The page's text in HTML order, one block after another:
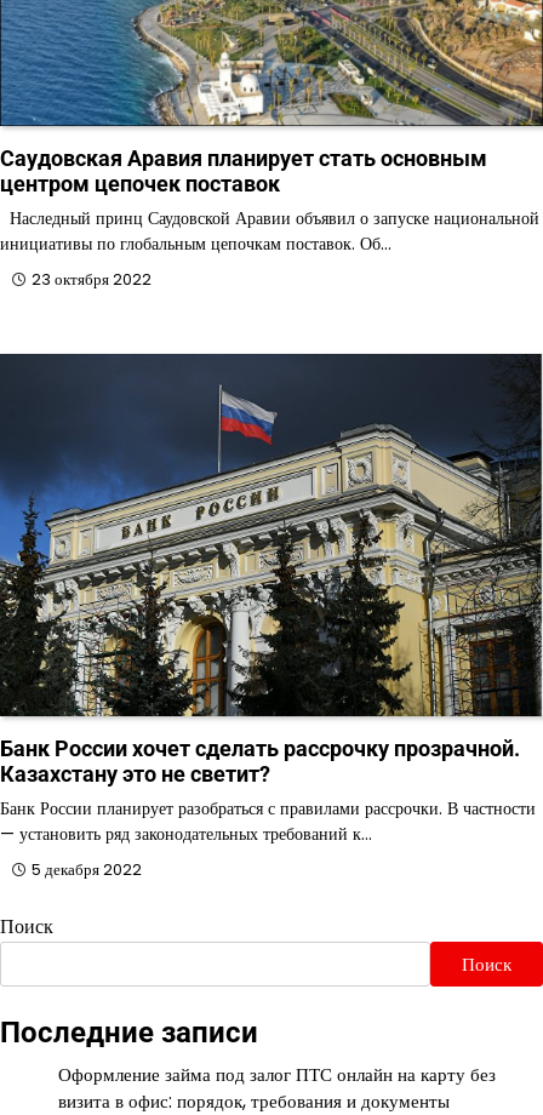
Саудовская Аравия планирует стать основным
центром цепочек поставок
Наследный принц Саудовской Аравии объявил о запуске национальной
инициативы по глобальным цепочкам поставок. Об…
23 октября 2022
Банк России хочет сделать рассрочку прозрачной.
Казахстану это не светит?
Банк России планирует разобраться с правилами рассрочки. В частности
— установить ряд законодательных требований к…
5 декабря 2022
Поиск
Поиск
Последние записи
Оформление займа под залог ПТС онлайн на карту без
визита в офис: порядок, требования и документы